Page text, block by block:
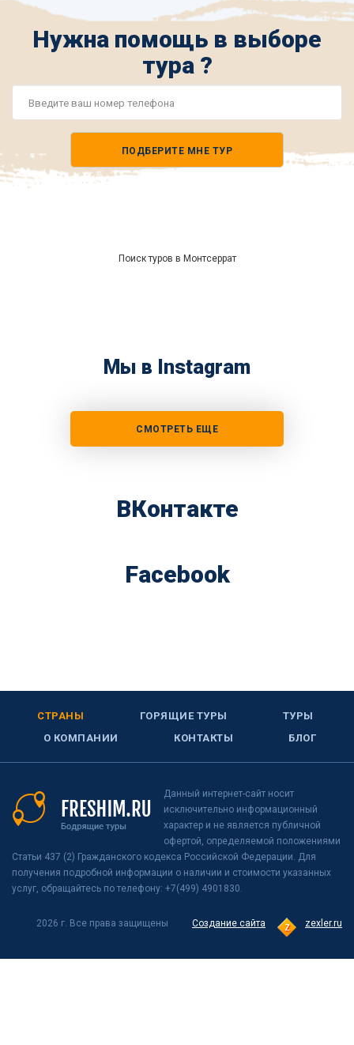
Нужна помощь в выборе
тура ?
ПОДБЕРИТЕ МНЕ ТУР
Поиск туров в Монтсеррат
Мы в Instagram
СМОТРЕТЬ ЕЩЕ
ВКонтакте
Facebook
СТРАНЫ ГОРЯЩИЕ ТУРЫ
ТУРЫ
О КОМПАНИИ
КОНТАКТЫ БЛОГ
Данный интернет-сайт носит
исключительно информационный
характер и не является публичной
офертой, определяемой положениями
Статьи 437 (2) Гражданского кодекса Российской Федерации. Для
получения подробной информации о наличии и стоимости указанных
услуг, обращайтесь по телефону: +7(499) 4901830.
Создание сайта zexler.ru
2026 г. Все права защищены